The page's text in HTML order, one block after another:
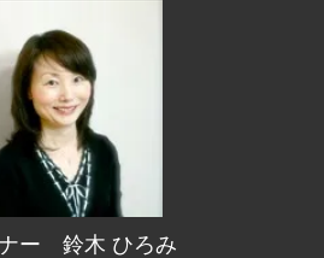
ー 鈴木 ひろみ